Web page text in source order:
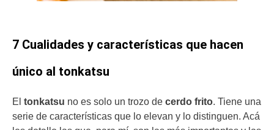
7 Cualidades y características que hacen
único al tonkatsu
El tonkatsu no es solo un trozo de cerdo frito. Tiene una
serie de características que lo elevan y lo distinguen. Acá